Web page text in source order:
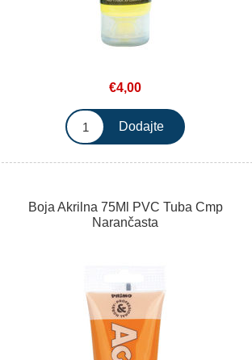
€4,00
Boja Akrilna 75Ml PVC Tuba Cmp
Narančasta